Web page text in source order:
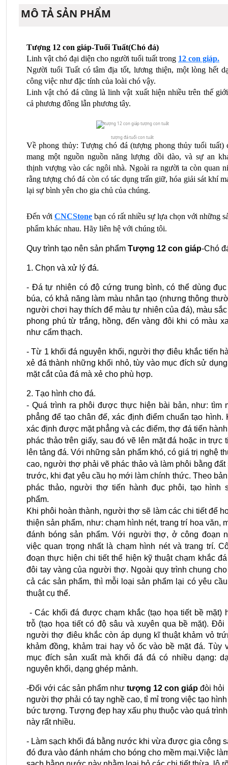
MÔ TẢ SẢN PHẨM
Tượng 12 con giáp-Tuổi Tuất(Chó đá)
Linh vật chó đại diện cho người tuổi tuất trong 12 con giáp.
Người tuổi Tuất có tâm địa tốt, lương thiện, một lòng hết
công việc như đặc tính của loài chó vậy.
Linh vật chó đá cũng là linh vật xuất hiện nhiều trên thế
cả phương đông lẫn phương tây.
tượng đá tuổi con tuất
Về phong thủy: Tượng chó đá (tượng phong thủy tuổi tuất)
mang một nguồn nguồn năng lượng dồi dào, và sự an
thịnh vượng vào các ngôi nhà. Ngoài ra người ta còn quan
rằng tượng chó đá còn có tác dụng trấn giữ, hóa giải sát khí
lại sự bình yên cho gia chủ của chúng.
Đến với CNCStone bạn có rất nhiều sự lựa chọn với những
phẩm khác nhau. Hãy liên hệ với chúng tôi.
Quy trình tạo nên sản phẩm Tượng 12 con giáp-Chó
1. Chọn và xử lý đá.
- Đá tự nhiên có độ cứng trung bình, có thể dùng
búa, có khả năng làm màu nhân tạo (nhưng thông
người chơi hay thích để màu tự nhiên của đá), màu
phong phú từ trắng, hồng, đến vàng đôi khi có màu
như cẩm thạch.
- Từ 1 khối đá nguyên khối, người thợ điêu khắc tiến
xẻ đá thành những khối nhỏ, tùy vào mục đích sử
mặt cắt của đá mà xẻ cho phù hợp.
2. Tạo hình cho đá.
- Quá trình ra phôi được thực hiện bài bản, như: tìm
phẳng để tạo chân đế, xác định điểm chuẩn tạo hình.
xác định được mặt phẳng và các điểm, thợ đá tiến
phác thảo trên giấy, sau đó vẽ lên mặt đá hoặc in trực
lên tảng đá. Với những sản phẩm khó, có giá trị nghệ
cao, người thợ phải vẽ phác thảo và làm phôi bằng đất
trước, khi đạt yêu cầu họ mới làm chính thức. Theo
phác thảo, người thợ tiến hành đục phôi, tạo hình
phẩm.
Khi phôi hoàn thành, người thợ sẽ làm các chi tiết để
thiện sản phẩm, như: chạm hình nét, trang trí hoa văn,
đánh bóng sản phẩm. Với người thợ, ở công đoạn
việc quan trọng nhất là chạm hình nét và trang trí.
đoạn thực hiện chi tiết thể hiện kỹ thuật chạm khắc
đôi tay vàng của người thợ. Ngoài quy trình chung
cả các sản phẩm, thì mỗi loại sản phẩm lại có yêu
thuật cụ thể.
- Các khối đá được chạm khắc (tạo họa tiết bề mặt)
trỗ (tạo họa tiết có độ sâu và xuyên qua bề mặt). Đôi
người thợ điêu khắc còn áp dụng kĩ thuật khảm vỏ
khảm đồng, khảm trai hay vỏ ốc vào bề mặt đá. Tùy
mục đích sản xuất mà khối đá đá có nhiều dạng:
nguyên khối, dạng ghép mảnh.
-Đối với các sản phẩm như tượng 12 con giáp đòi hỏi
người thợ phải có tay nghề cao, tỉ mỉ trong việc tạo hình
bức tượng. Tượng đẹp hay xấu phụ thuộc vào quá trình
này rất nhiều.
- Làm sạch khối đá bằng nước khi vừa được gia công
đó đưa vào đánh nhám cho bóng cho mềm mại.Việc